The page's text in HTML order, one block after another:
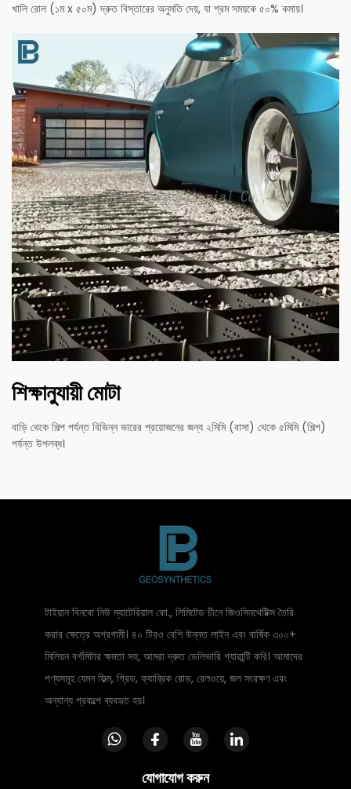
খালি রোল (১ম x ৫০ম) দ্রুত বিস্তারের অনুমতি দেয়, যা শ্রম সময়কে ৫০% কমায়।
শিক্ষানুযায়ী মোটা
বাড়ি থেকে শিল্প পর্যন্ত বিভিন্ন ভারের প্রয়োজনের জন্য ২মিমি (বাসা) থেকে ৫মিমি (শিল্প)
পর্যন্ত উপলব্ধ।
টাইয়ান বিনবো নিউ ম্যাটেরিয়াল কো., লিমিটেড চীনে জিওসিনথেটিক্স তৈরি
করার ক্ষেত্রে অগ্রগামী। ৪০ টিরও বেশি উন্নত লাইন এবং বার্ষিক ৩০০+
মিলিয়ন বর্গমিটার ক্ষমতা সহ, আমরা দ্রুত ডেলিভারি গ্যারান্টি করি। আমাদের
পণ্যসমূহ যেমন ফিল্ম, গ্রিড, ফ্যাব্রিক রোড, রেলওয়ে, জল সংরক্ষণ এবং
অন্যান্য প্রকল্পে ব্যবহৃত হয়।
যোগাযোগ করুন